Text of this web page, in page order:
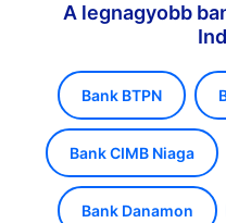
A legnagyobb
Bank BTPN
Bank CIMB Niaga
Bank Danamon